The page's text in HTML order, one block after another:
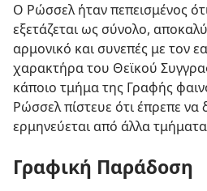
Ο Ρώσσελ ήταν πεπεισμένος
εξετάζεται ως σύνολο,
αρμονικό και συνεπές με τον
χαρακτήρα του Θεϊκού
κάποιο τμήμα της Γραφής
Ρώσσελ πίστευε ότι έπρεπε να
ερμηνεύεται από άλλα
Γραφική Παράδοση